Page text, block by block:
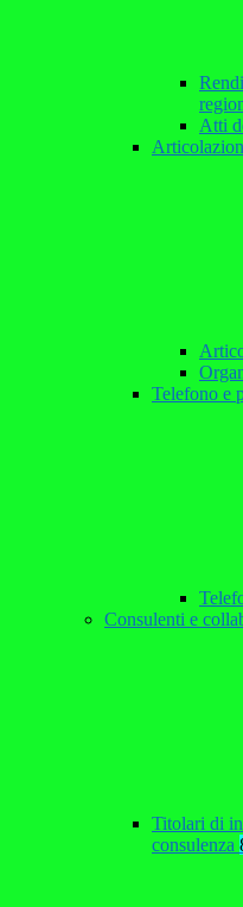
Atti
Telefono e
Consulenti e
Titolari di
consulenza